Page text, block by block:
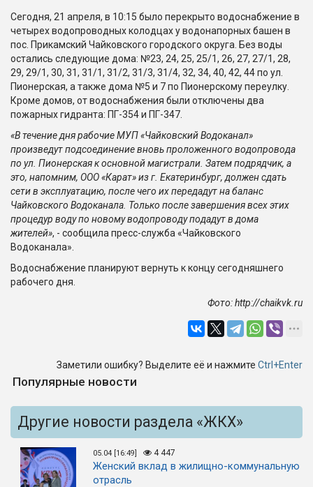
Сегодня, 21 апреля, в 10:15 было перекрыто водоснабжение в
четырех водопроводных колодцах у водонапорных башен в
пос. Прикамский Чайковского городского округа. Без воды
остались следующие дома: №23, 24, 25, 25/1, 26, 27, 27/1, 28,
29, 29/1, 30, 31, 31/1, 31/2, 31/3, 31/4, 32, 34, 40, 42, 44 по ул.
Пионерская, а также дома №5 и 7 по Пионерскому переулку.
Кроме домов, от водоснабжения были отключены два
пожарных гидранта: ПГ-354 и ПГ-347.
«В течение дня рабочие МУП «Чайковский Водоканал»
произведут подсоединение вновь проложенного водопровода
по ул. Пионерская к основной магистрали. Затем подрядчик, а
это, напомним, ООО «Карат» из г. Екатеринбург, должен сдать
сети в эксплуатацию, после чего их передадут на баланс
Чайковского Водоканала. Только после завершения всех этих
процедур воду по новому водопроводу подадут в дома
жителей», - сообщила пресс-служба «Чайковского
Водоканала».
Водоснабжение планируют вернуть к концу сегодняшнего
рабочего дня.
Фото: http://chaikvk.ru
Заметили ошибку? Выделите её и нажмите Ctrl+Enter
Популярные новости
Другие новости раздела «ЖКХ»
05.04 [16:49] 4 447
Женский вклад в жилищно-коммунальную
отрасль